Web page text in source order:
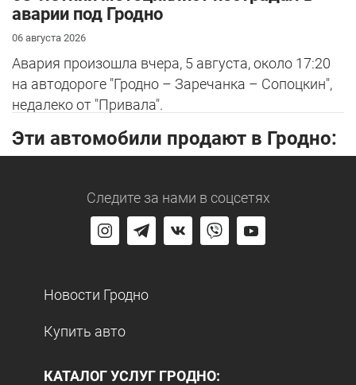
аварии под Гродно
06 августа 2026
Авария произошла вчера, 5 августа, около 17:20
на автодороге "Гродно – Заречанка – Сопоцкин",
недалеко от "Привала".
Эти автомобили продают в Гродно:
Следите за нами в соцсетях
Новости Гродно
Купить авто
КАТАЛОГ УСЛУГ ГРОДНО: